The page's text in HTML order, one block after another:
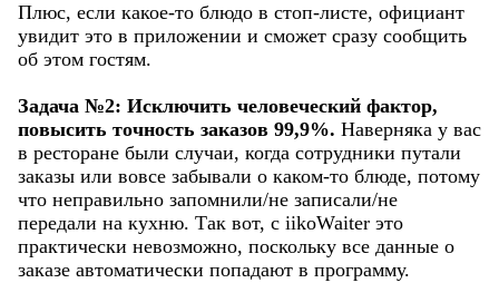
Плюс, если какое-то блюдо в стоп-листе, официант
увидит это в приложении и сможет сразу сообщить
об этом гостям.
Задача №2: Исключить человеческий фактор,
повысить точность заказов 99,9%. Наверняка у вас
в ресторане были случаи, когда сотрудники путали
заказы или вовсе забывали о каком-то блюде, потому
что неправильно запомнили/не записали/не
передали на кухню. Так вот, с iikoWaiter это
практически невозможно, поскольку все данные о
заказе автоматически попадают в программу.